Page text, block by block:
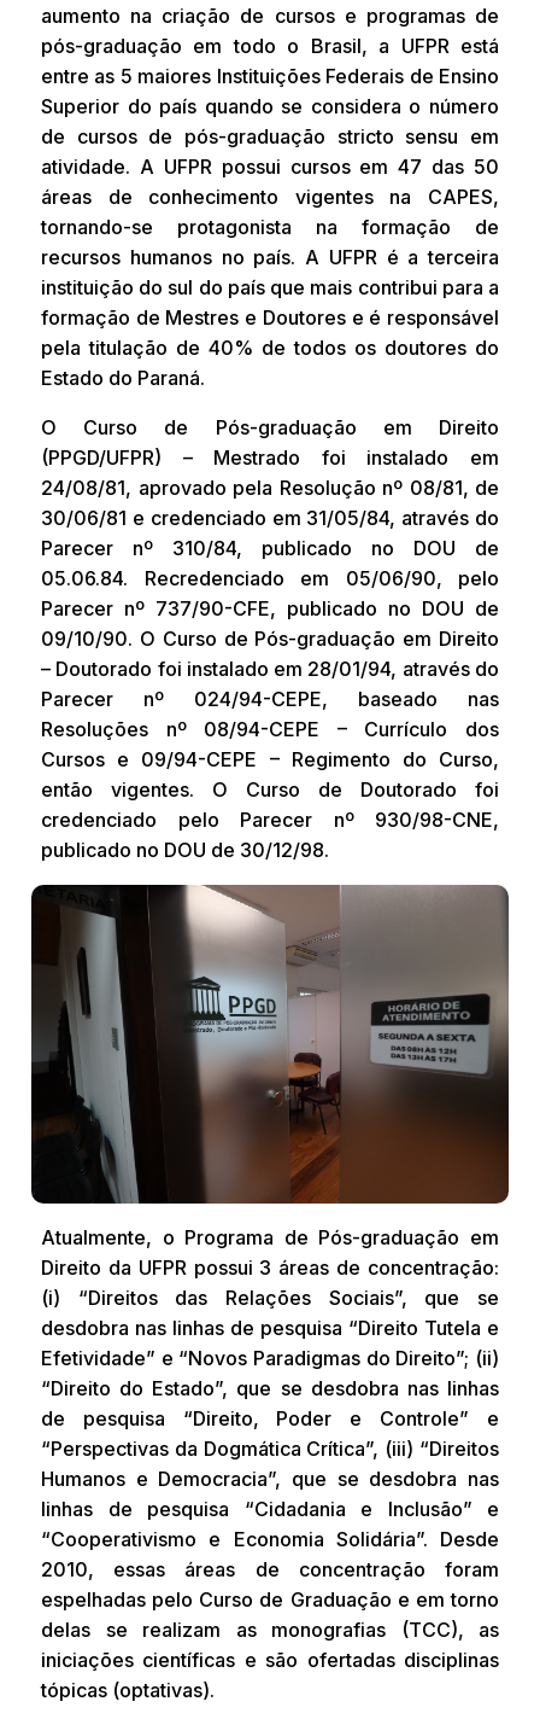
aumento na criação de cursos e programas de
pós-graduação em todo o Brasil, a UFPR está
entre as 5 maiores Instituições Federais de Ensino
Superior do país quando se considera o número
de cursos de pós-graduação stricto sensu em
atividade. A UFPR possui cursos em 47 das 50
áreas de conhecimento vigentes na CAPES,
tornando-se protagonista na formação de
recursos humanos no país. A UFPR é a terceira
instituição do sul do país que mais contribui para a
formação de Mestres e Doutores e é responsável
pela titulação de 40% de todos os doutores do
Estado do Paraná.
O Curso de Pós-graduação em Direito
(PPGD/UFPR) – Mestrado foi instalado em
24/08/81, aprovado pela Resolução nº 08/81, de
30/06/81 e credenciado em 31/05/84, através do
Parecer nº 310/84, publicado no DOU de
05.06.84. Recredenciado em 05/06/90, pelo
Parecer nº 737/90-CFE, publicado no DOU de
09/10/90. O Curso de Pós-graduação em Direito
– Doutorado foi instalado em 28/01/94, através do
Parecer nº 024/94-CEPE, baseado nas
Resoluções nº 08/94-CEPE – Currículo dos
Cursos e 09/94-CEPE – Regimento do Curso,
então vigentes. O Curso de Doutorado foi
credenciado pelo Parecer nº 930/98-CNE,
publicado no DOU de 30/12/98.
Atualmente, o Programa de Pós-graduação em
Direito da UFPR possui 3 áreas de concentração:
(i) “Direitos das Relações Sociais”, que se
desdobra nas linhas de pesquisa “Direito Tutela e
Efetividade” e “Novos Paradigmas do Direito”; (ii)
“Direito do Estado”, que se desdobra nas linhas
de pesquisa “Direito, Poder e Controle” e
“Perspectivas da Dogmática Crítica”, (iii) “Direitos
Humanos e Democracia”, que se desdobra nas
linhas de pesquisa “Cidadania e Inclusão” e
“Cooperativismo e Economia Solidária”. Desde
2010, essas áreas de concentração foram
espelhadas pelo Curso de Graduação e em torno
delas se realizam as monografias (TCC), as
iniciações científicas e são ofertadas disciplinas
tópicas (optativas).